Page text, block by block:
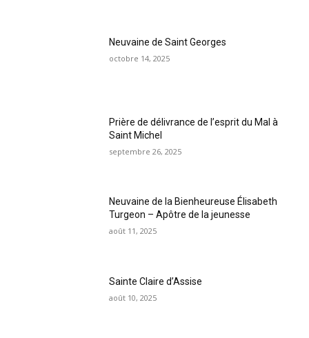
Neuvaine de Saint Georges
octobre 14, 2025
Prière de délivrance de l’esprit du Mal à
Saint Michel
septembre 26, 2025
Neuvaine de la Bienheureuse Élisabeth
Turgeon – Apôtre de la jeunesse
août 11, 2025
Sainte Claire d’Assise
août 10, 2025